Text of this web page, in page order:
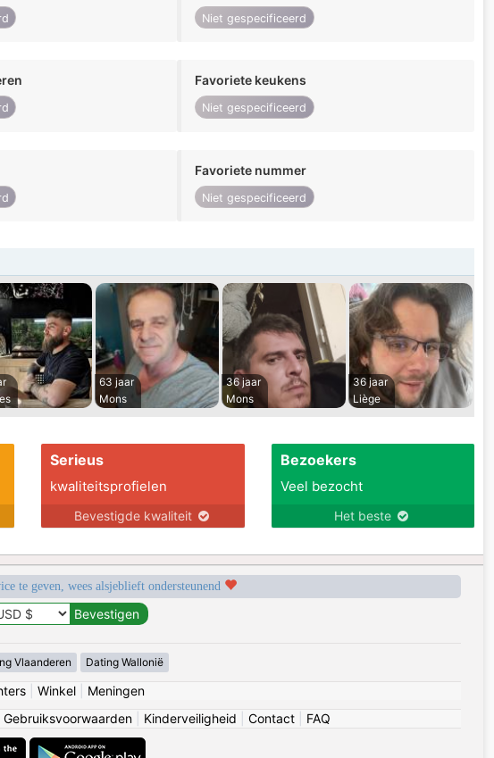
Niet gespecificeerd
Favoriete keukens
Niet gespecificeerd
Favoriete nummer
Niet gespecificeerd
63 jaar
Mons
36 jaar
Mons
36 jaar
Liège
Serieus
kwaliteitsprofielen
Bevestigde kwaliteit
Bezoekers
Veel bezocht
Het beste
te geven, wees alsjeblieft ondersteunend
Vlaanderen Dating Wallonië
| Winkel| Meningen
Gebruiksvoorwaarden Kinderveiligheid Contact FAQ